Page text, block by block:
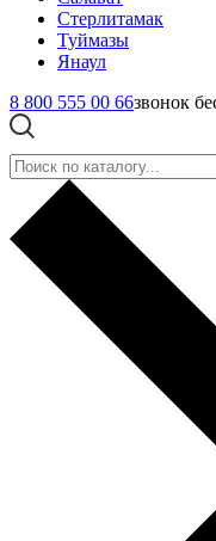
Стерлитамак
Туймазы
Янаул
8 800 555 00 66звонок